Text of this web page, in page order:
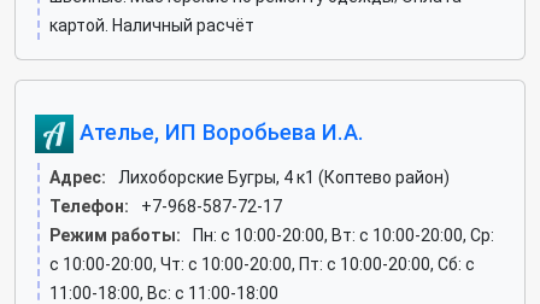
картой. Наличный расчёт
Ателье, ИП Воробьева И.А.
Адрес:
Лихоборские Бугры, 4 к1 (Коптево район)
Телефон:
+7-968-587-72-17
Режим работы:
Пн: c 10:00-20:00, Вт: c 10:00-20:00, Ср:
c 10:00-20:00, Чт: c 10:00-20:00, Пт: c 10:00-20:00, Сб: c
11:00-18:00, Вс: c 11:00-18:00